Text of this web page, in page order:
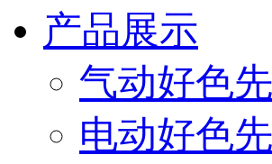
产品展示
气动好色
电动好色